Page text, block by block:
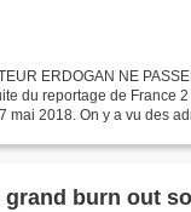
ERDOGAN NE
du reportage de France
mai 2018. On y a vu des
grand burn out